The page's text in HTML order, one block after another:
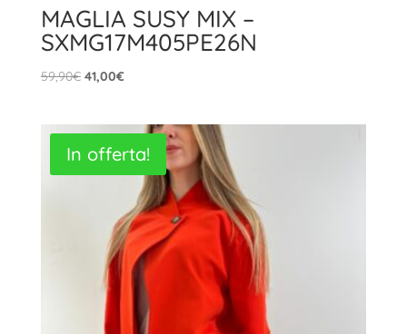
MAGLIA SUSY MIX –
SXMG17M405PE26N
59,90€ Il
era:
59,90€.
41,00€Il
è:
41,00€.
In offerta!